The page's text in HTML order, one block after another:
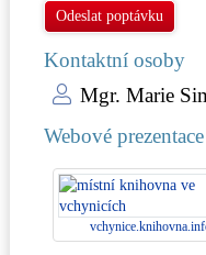
Odeslat poptávku
Kontaktní osoby
Mgr. Marie
Webové prezentace